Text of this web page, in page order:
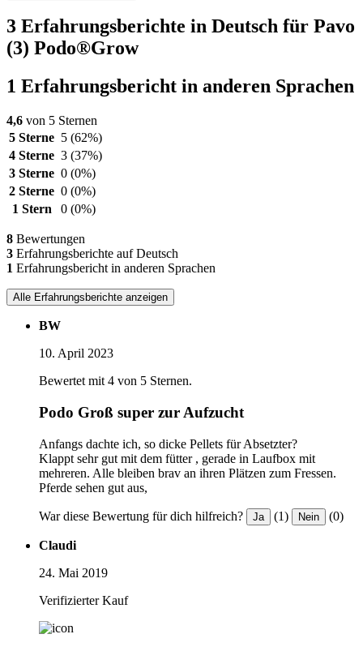
3 Erfahrungsberichte in Deutsch für Pavo
(3) Podo®Grow
1 Erfahrungsbericht in anderen Sprachen
4,6 von 5 Sternen
5 Sterne 5 (62%)
4 Sterne 3 (37%)
3 Sterne 0 (0%)
2 Sterne 0 (0%)
1 Stern
0 (0%)
8 Bewertungen
3 Erfahrungsberichte auf Deutsch
1 Erfahrungsbericht in anderen Sprachen
Alle Erfahrungsberichte anzeigen
BW
10. April 2023
Bewertet mit 4 von 5 Sternen.
Podo Groß super zur Aufzucht
Anfangs dachte ich, so dicke Pellets für Absetzter?
Klappt sehr gut mit dem fütter , gerade in Laufbox mit
mehreren. Alle bleiben brav an ihren Plätzen zum Fressen.
Pferde sehen gut aus,
War diese Bewertung für dich hilfreich? Ja (1) Nein (0)
Claudi
24. Mai 2019
Verifizierter Kauf